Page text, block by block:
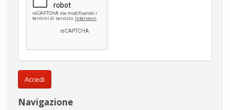
Accedi
Navigazione